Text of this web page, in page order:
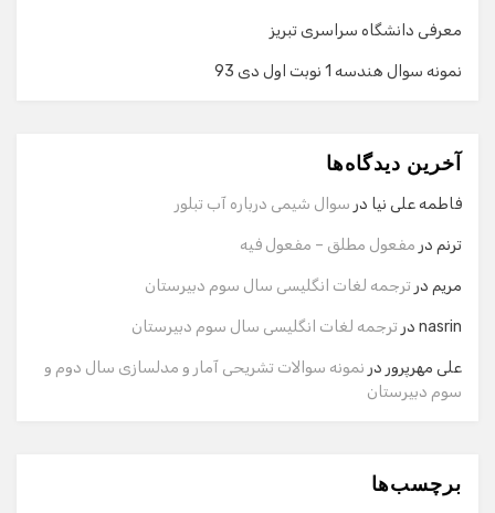
معرفی دانشگاه سراسری تبریز
نمونه سوال هندسه 1 نوبت اول دی 93
آخرین دیدگاه‌ها
فاطمه علی نیا در سوال شیمی درباره آب تبلور
ترنم در مفعول مطلق – مفعول فیه
مریم در ترجمه لغات انگلیسی سال سوم دبیرستان
nasrin در ترجمه لغات انگلیسی سال سوم دبیرستان
علی مهرپرور در نمونه سوالات تشریحی آمار و مدلسازی سال دوم و
سوم دبیرستان
برچسب‌ها
گفت‌وگو با دستیار هوشمند
سلام! برای شروع گفت‌وگو لطفاً شماره تماس یا ایمیل خود را
وارد کنید.
ایمیل